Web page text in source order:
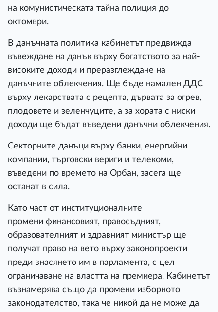
на комунистическата тайна полиция до
октомври.
В данъчната политика кабинетът предвижда
въвеждане на данък върху богатството за най-
високите доходи и преразглеждане на
данъчните облекчения. Ще бъде намален ДДС
върху лекарствата с рецепта, дървата за огрев,
плодовете и зеленчуците, а за хората с ниски
доходи ще бъдат въведени данъчни облекчения.
Секторните данъци върху банки, енергийни
компании, търговски вериги и телекоми,
въведени по времето на Орбан, засега ще
останат в сила.
Като част от институционалните
промени финансовият, правосъдният,
образователният и здравният министър ще
получат право на вето върху законопроекти
преди внасянето им в парламента, с цел
ограничаване на властта на премиера. Кабинетът
възнамерява също да промени изборното
законодателство, така че никой да не може да